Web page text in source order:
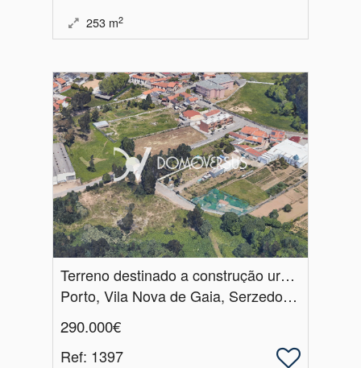
253 m2
Terreno destinado a construção urbana em Perosinho, Vila Nova de Gai
Porto, Vila Nova de Gaia, Serzedo e Perosinho
290.000€
Ref: 1397